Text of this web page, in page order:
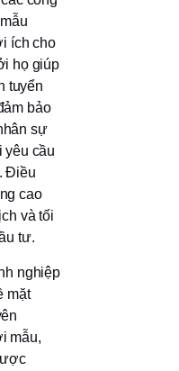
ích cho
họ giúp
tuyển
bảo
sự
yêu cầu
Điều
cao
và tối
tư.
nghiệp
mặt
mẫu,